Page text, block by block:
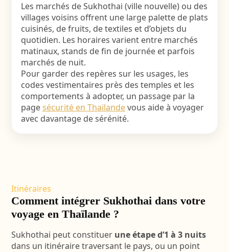
Les marchés de Sukhothai (ville nouvelle) ou des
villages voisins offrent une large palette de plats
cuisinés, de fruits, de textiles et d’objets du
quotidien. Les horaires varient entre marchés
matinaux, stands de fin de journée et parfois
marchés de nuit.
Pour garder des repères sur les usages, les
codes vestimentaires près des temples et les
comportements à adopter, un passage par la
pagesécurité en Thaïlandevous aide à voyager
avec davantage de sérénité.
Itinéraires
Comment intégrer Sukhothai dans votre
voyage en Thaïlande ?
Sukhothai peut constituer une étape d’1 à 3 nuits
dans un itinéraire traversant le pays, ou un point